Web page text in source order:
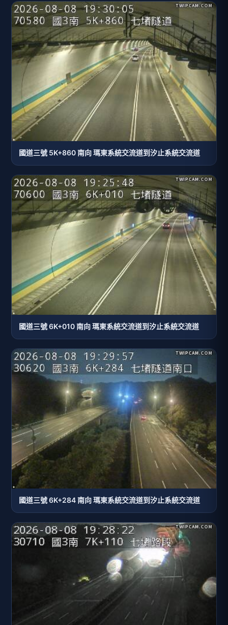
國道三號 5K+860 南向 瑪東系統交流道到汐止系統交流道
國道三號 6K+010 南向 瑪東系統交流道到汐止系統交流道
國道三號 6K+284 南向 瑪東系統交流道到汐止系統交流道